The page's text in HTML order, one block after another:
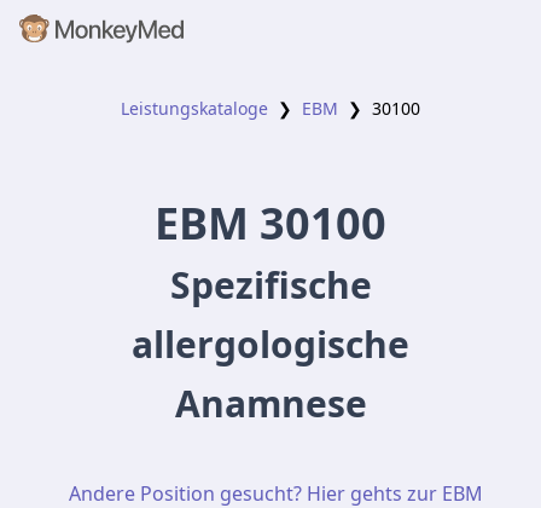
Leistungskataloge ❯ EBM ❯ 30100
EBM 30100
Spezifische
allergologische
Anamnese
Andere Position gesucht? Hier gehts zur EBM